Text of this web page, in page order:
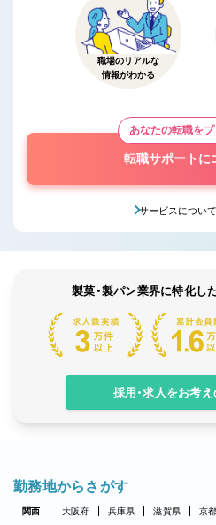
職場のリアルな
情報がわかる
あなたの転職を
転職サポートに
サービスについ
製菓・製パン業界に特化し
採用・求人をお考
勤務地からさがす
関西 大阪府 兵庫県 滋賀県 京